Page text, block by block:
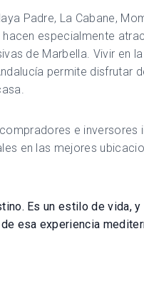
Padre, La Cabane,
especialmente
de Marbella. Vivir en
permite disfrutar
e inversores
en las mejores
Es un estilo de vida, y
esa experiencia